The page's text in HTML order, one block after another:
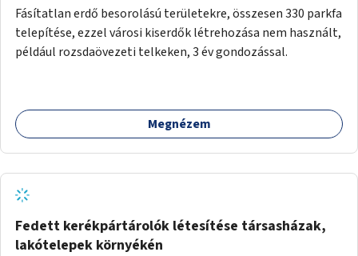
Fásítatlan erdő besorolású területekre, összesen 330 parkfa
telepítése, ezzel városi kiserdők létrehozása nem használt,
például rozsdaövezeti telkeken, 3 év gondozással.
Megnézem
Fedett kerékpártárolók létesítése társasházak,
lakótelepek környékén